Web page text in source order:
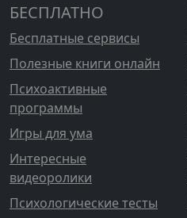
БЕСПЛАТНО
Бесплатные сервисы
Полезные книги онлайн
Психоактивные
программы
Игры для ума
Интересные
видеоролики
Психологические тесты